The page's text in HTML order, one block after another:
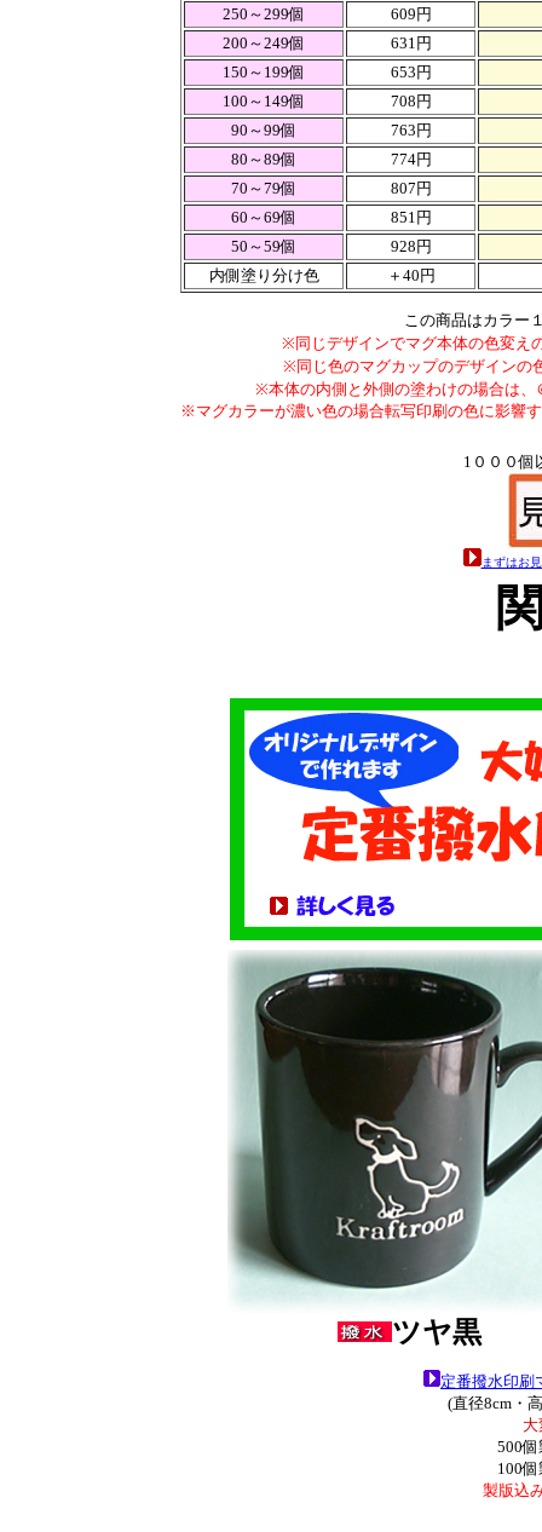
250～299個
609円
200～249個
631円
150～199個
653円
100～149個
708円
90～99個
763円
80～89個
774円
70～79個
807円
60～69個
851円
50～59個
928円
内側塗り分け色
＋40円
この商品はカラー
※同じデザインでマグ本体の色変え
※同じ色のマグカップのデザインの
※本体の内側と外側の塗わけの場合は、
※マグカラーが濃い色の場合転写印刷の色に影響
1０００個以
まずはお
ツヤ黒
定番撥水印刷
(直径8cm・
500
100
製版込